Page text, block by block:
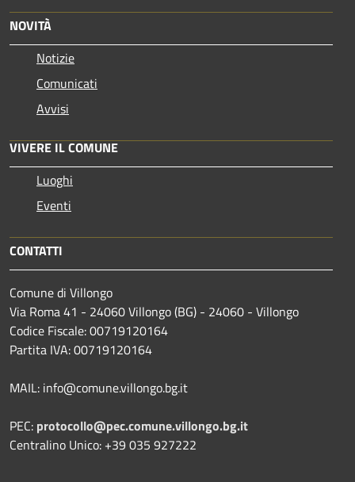
NOVITÀ
Notizie
Comunicati
Avvisi
VIVERE IL COMUNE
Luoghi
Eventi
CONTATTI
Comune di Villongo
Via Roma 41 - 24060 Villongo (BG) - 24060 - Villongo
Codice Fiscale: 00719120164
Partita IVA: 00719120164
MAIL: info@comune.villongo.bg.it
PEC: protocollo@pec.comune.villongo.bg.it
Centralino Unico: +39 035 927222